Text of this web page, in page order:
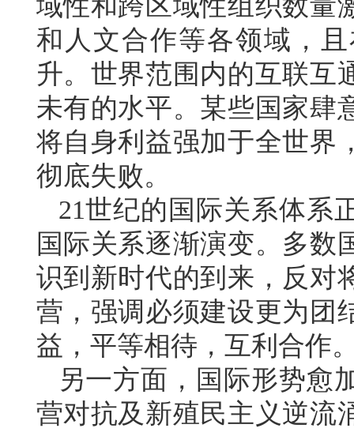
域性和跨区域性组织数量
和人文合作等各领域，
升。世界范围内的互联互
未有的水平。某些国家肆
将自身利益强加于全世界
彻底失败。
21世纪的国际关系体系
国际关系逐渐演变。多数
识到新时代的到来，反对
营，强调必须建设更为团
益，平等相待，互利合作
另一方面，国际形势愈
营对抗及新殖民主义逆流